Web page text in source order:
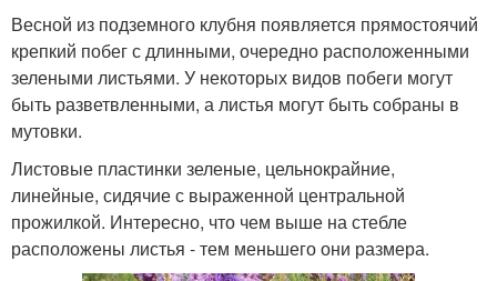
Весной из подземного клубня появляется прямостоячий
крепкий побег с длинными, очередно расположенными
зелеными листьями. У некоторых видов побеги могут
быть разветвленными, а листья могут быть собраны в
мутовки.
Листовые пластинки зеленые, цельнокрайние,
линейные, сидячие с выраженной центральной
прожилкой. Интересно, что чем выше на стебле
расположены листья - тем меньшего они размера.